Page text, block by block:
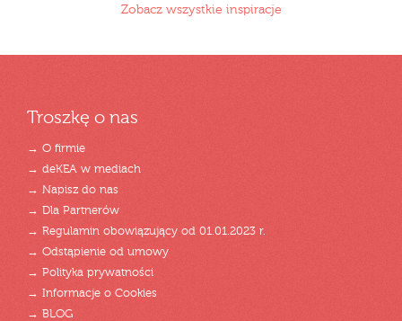
Zobacz wszystkie inspiracje
Troszkę o nas
→ O firmie
→ deKEA w mediach
→ Napisz do nas
→ Dla Partnerów
→ Regulamin obowiązujący od 01.01.2023 r.
→ Odstąpienie od umowy
→ Polityka prywatności
→ Informacje o Cookies
→ BLOG